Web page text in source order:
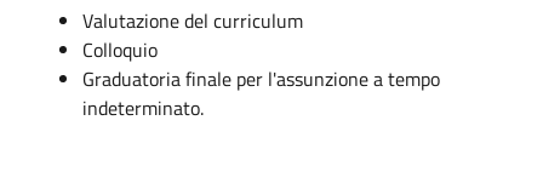
Valutazione del curriculum
Colloquio
Graduatoria finale per l'assunzione a tempo
indeterminato.